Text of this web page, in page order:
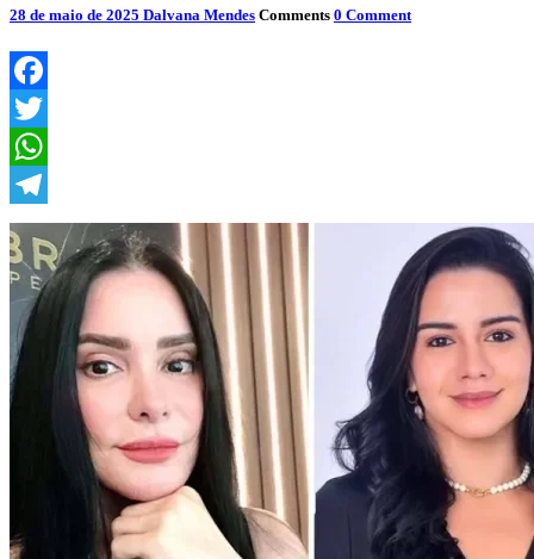
28 de maio de 2025 Dalvana Mendes Comments 0 Comment
Facebook
Twitter
WhatsApp
Telegram